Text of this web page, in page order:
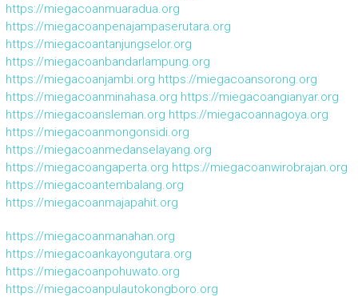
https://miegacoanmuaradua.org
https://miegacoanpenajampaserutara.org
https://miegacoantanjungselor.org
https://miegacoanbandarlampung.org
https://miegacoanjambi.org https://miegacoansorong.org
https://miegacoanminahasa.org https://miegacoangianyar.org
https://miegacoansleman.org https://miegacoannagoya.org
https://miegacoanmongonsidi.org
https://miegacoanmedanselayang.org
https://miegacoangaperta.org https://miegacoanwirobrajan.org
https://miegacoantembalang.org
https://miegacoanmajapahit.org
https://miegacoanmanahan.org
https://miegacoankayongutara.org
https://miegacoanpohuwato.org
https://miegacoanpulautokongboro.org